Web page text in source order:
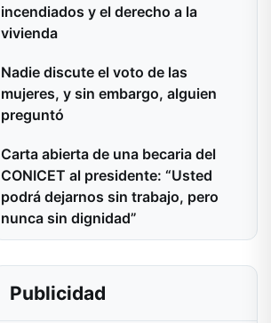
incendiados y el derecho a la
vivienda
Nadie discute el voto de las
mujeres, y sin embargo, alguien
preguntó
Carta abierta de una becaria del
CONICET al presidente: “Usted
podrá dejarnos sin trabajo, pero
nunca sin dignidad”
Publicidad